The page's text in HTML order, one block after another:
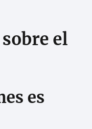
el
es